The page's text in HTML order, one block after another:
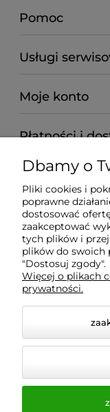
Pomoc
Usługi
Moje konto
Płatności i
Informacje
O nas
Wyposażenie
Sklep
Dbamy o
Pliki cookies i
poprawne
dostosować
zaakceptować
tych plików i
plików do swoich
"Dostosuj zgody".
Więcej o plikach
prywatności.